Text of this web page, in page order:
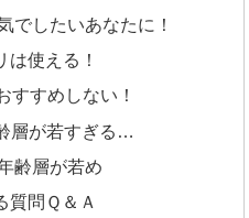
でしたいあなたに！
使える！
すすめしない！
層が若すぎる…
齢層が若め
質問Ｑ＆Ａ